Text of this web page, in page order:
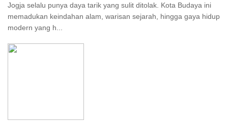
Jogja selalu punya daya tarik yang sulit ditolak. Kota Budaya ini
memadukan keindahan alam, warisan sejarah, hingga gaya hidup
modern yang h...